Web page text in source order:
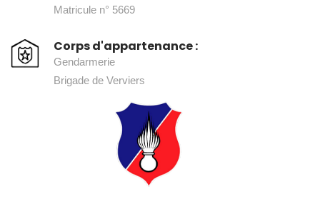
Matricule n° 5669
Corps d'appartenance :
Gendarmerie
Brigade de Verviers